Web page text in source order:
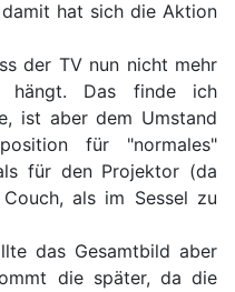
hat sich die Aktion
der TV nun nicht mehr
hängt. Das finde ich
ist aber dem Umstand
für "normales"
für den Projektor (da
als im Sessel zu
das Gesamtbild aber
die später, da die